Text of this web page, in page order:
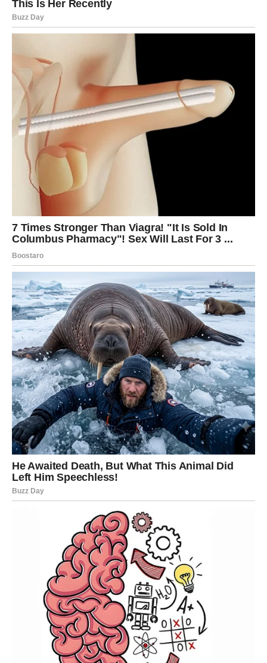
BONUS RECEPT:
KREMPITA: “DAMA” MEĐU K0LAČIMA
POTREBNI SASTOJCI:
Potrebno za koru:
Šest žumanjaka, jedno cijelo jaje, tri žlice šećera, tri žlice
brašna, tri žlice ulja i jedna vrećica praška za pecivo.
Potrebno za kremu:
Potrebno je šest bjelanjaka, osamnaest kašika šećera, četiri
paketića (160 grama) pudinga od vanilije i 1,2 litre vode ili
mlijeka.
NAČIN PRIPREME:
Mikserom sjediniti žumanjke i cijelo jaje sa šećerom, zatim
dodati brašno, prašak za pecivo i ulje lagano miksajući
sastojke. Kad se sjedini, izlijte smjesu u podmazan i
pobrašnjen lim za pečenje veličine 35×25 cm, ravnomjerno
rasporedite po cijeloj površini. Pecite otprilike 10 do 12 minuta
na temperaturi od 160 stupnjeva, pažljivo pazeći da se tanka
kora ne osuši ili zagori.
Uz pomoć miksera umiješajte šećer u bjelanjke, tučeći dok ne
nastane čvrsti snijeg, postupno dodajući žlicu po žlicu šećera i
neprestano muteći. Zatim dovedite 1 litru vode ili mlijeka do